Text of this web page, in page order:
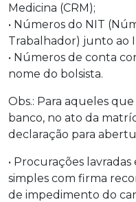
Medicina (CRM);
• Números do NIT
Trabalhador) junto ao
• Números de conta
nome do bolsista.
Obs.: Para aqueles
banco, no ato da
declaração para
• Procurações
simples com firma
de impedimento do